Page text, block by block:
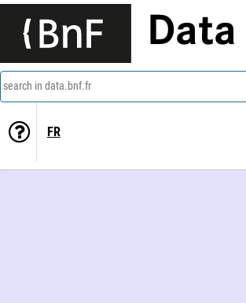
Data
search in data.bnf.fr
FR